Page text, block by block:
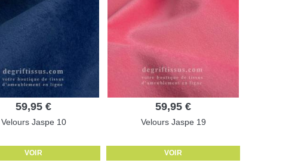
59,95 €
Velours Jaspe 10
VOIR
59,95 €
Velours Jaspe 19
VOIR